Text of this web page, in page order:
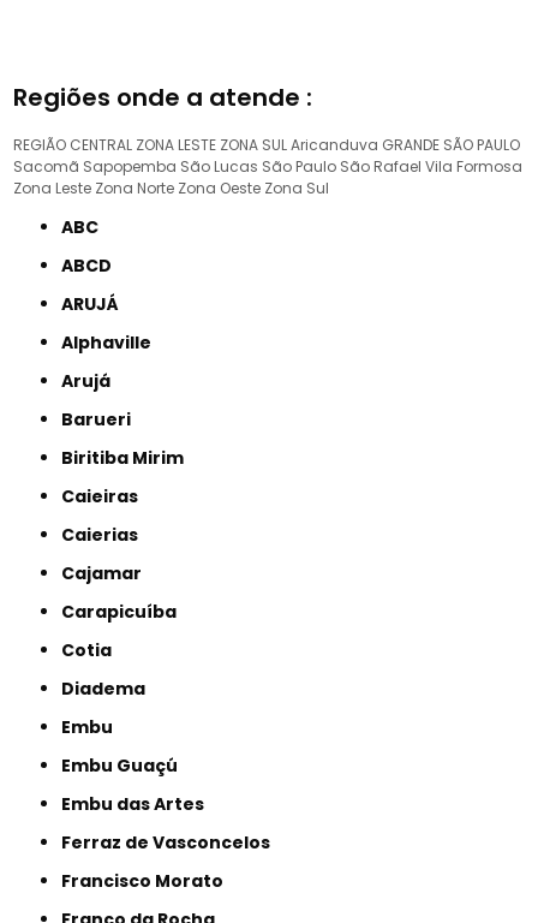
Regiões onde a atende :
REGIÃO CENTRAL ZONA LESTE ZONA SULAricanduva GRANDE SÃO PAULO
Sacomã Sapopemba São Lucas São Paulo São Rafael Vila Formosa
Zona Leste Zona Norte Zona Oeste Zona Sul
ABC
ABCD
ARUJÁ
Alphaville
Arujá
Barueri
Biritiba Mirim
Caieiras
Caierias
Cajamar
Carapicuíba
Cotia
Diadema
Embu
Embu Guaçú
Embu das Artes
Ferraz de Vasconcelos
Francisco Morato